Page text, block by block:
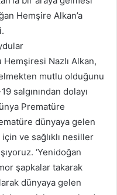
Hemşire Alkan’a
Nazlı Alkan,
mutlu olduğunu
salgınından dolayı
Prematüre
dünyaya gelen
ve sağlıklı nesiller
‘Yenidoğan
şapkalar takarak
dünyaya gelen